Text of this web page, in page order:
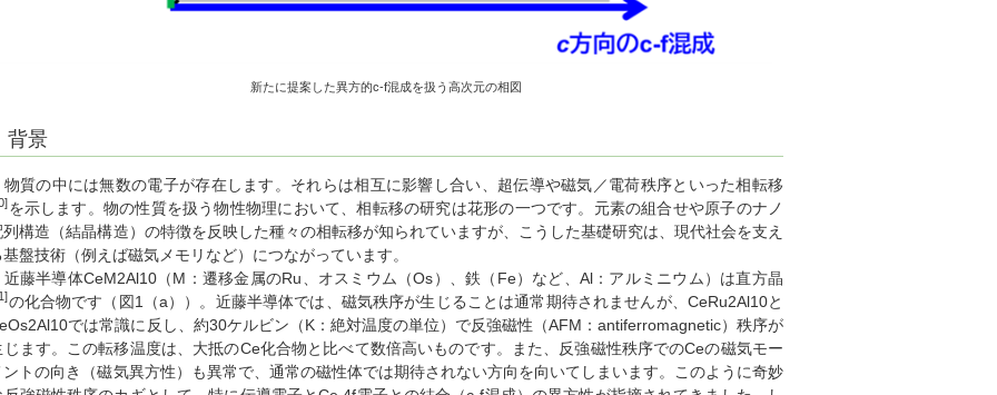
新たに提案した異方的c-f混成を扱う高次元の相図
背景
質の中には無数の電子が存在します。それらは相互に影響し合い、超伝導や磁気／電荷秩序といった相転移
を示します。物の性質を扱う物性物理において、相転移の研究は花形の一つです。元素の組合せや原子のナノ
列構造（結晶構造）の特徴を反映した種々の相転移が知られていますが、こうした基礎研究は、現代社会を支え
基盤技術（例えば磁気メモリなど）につながっています。
藤半導体CeM2Al10（M：遷移金属のRu、オスミウム（Os）、鉄（Fe）など、Al：アルミニウム）は直方晶
の化合物です（図1（a））。近藤半導体では、磁気秩序が生じることは通常期待されませんが、CeRu2Al10と
では常識に反し、約30ケルビン（K：絶対温度の単位）で反強磁性（AFM：antiferromagnetic）秩序が
じます。この転移温度は、大抵のCe化合物と比べて数倍高いものです。また、反強磁性秩序でのCeの磁気モー
ントの向き（磁気異方性）も異常で、通常の磁性体では期待されない方向を向いてしまいます。このように奇妙